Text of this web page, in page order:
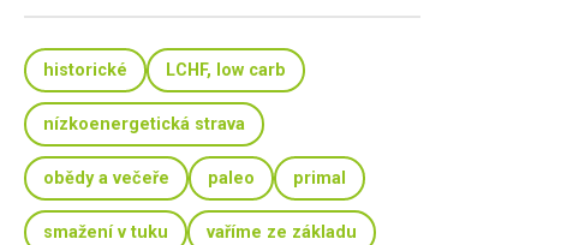
historické LCHF, low carb
nízkoenergetická strava
obědy a večeře paleo primal
smažení v tuku vaříme ze základu